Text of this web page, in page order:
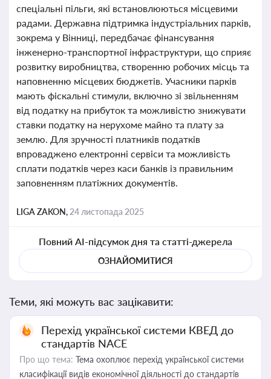
спеціальні пільги, які встановлюються місцевими
радами. Державна підтримка індустріальних парків,
зокрема у Вінниці, передбачає фінансування
інженерно-транспортної інфраструктури, що сприяє
розвитку виробництва, створенню робочих місць та
наповненню місцевих бюджетів. Учасники парків
мають фіскальні стимули, включно зі звільненням
від податку на прибуток та можливістю знижувати
ставки податку на нерухоме майно та плату за
землю. Для зручності платників податків
впроваджено електронні сервіси та можливість
сплати податків через каси банків із правильним
заповненням платіжних документів.
LIGA ZAKON, 24 листопада 2025
Повний AI-підсумок дня та статті-джерела
ОЗНАЙОМИТИСЯ
Теми, які можуть вас зацікавити:
Перехід української системи КВЕД до
стандартів NACE
Про що тема: Тема охоплює перехід української системи
класифікації видів економічної діяльності до стандартів